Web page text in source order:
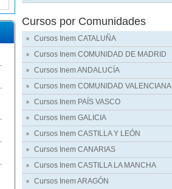
Cursos por Comunidades
Cursos Inem CATALUÑA
Cursos Inem COMUNIDAD DE MADRID
Cursos Inem ANDALUCÍA
Cursos Inem COMUNIDAD VALENCIANA
Cursos Inem PAÍS VASCO
Cursos Inem GALICIA
Cursos Inem CASTILLA Y LEÓN
Cursos Inem CANARIAS
Cursos Inem CASTILLA LA MANCHA
Cursos Inem ARAGÓN